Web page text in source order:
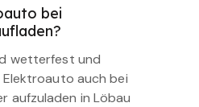
bei
wetterfest und
Elektroauto auch bei
aufzuladen in Löbau